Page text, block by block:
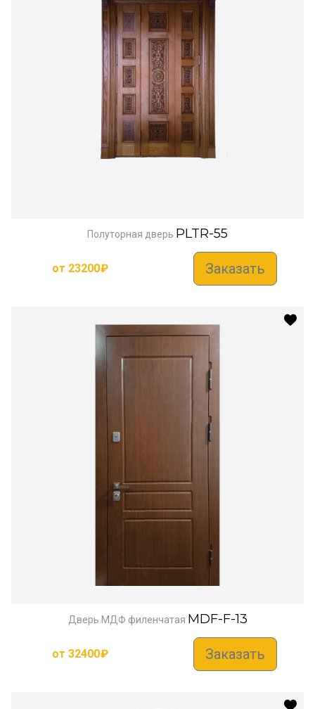
Полуторная дверь PLTR-55
от 23200₽ Заказать
Дверь МДФ филенчатая MDF-F-13
от 32400₽ Заказать